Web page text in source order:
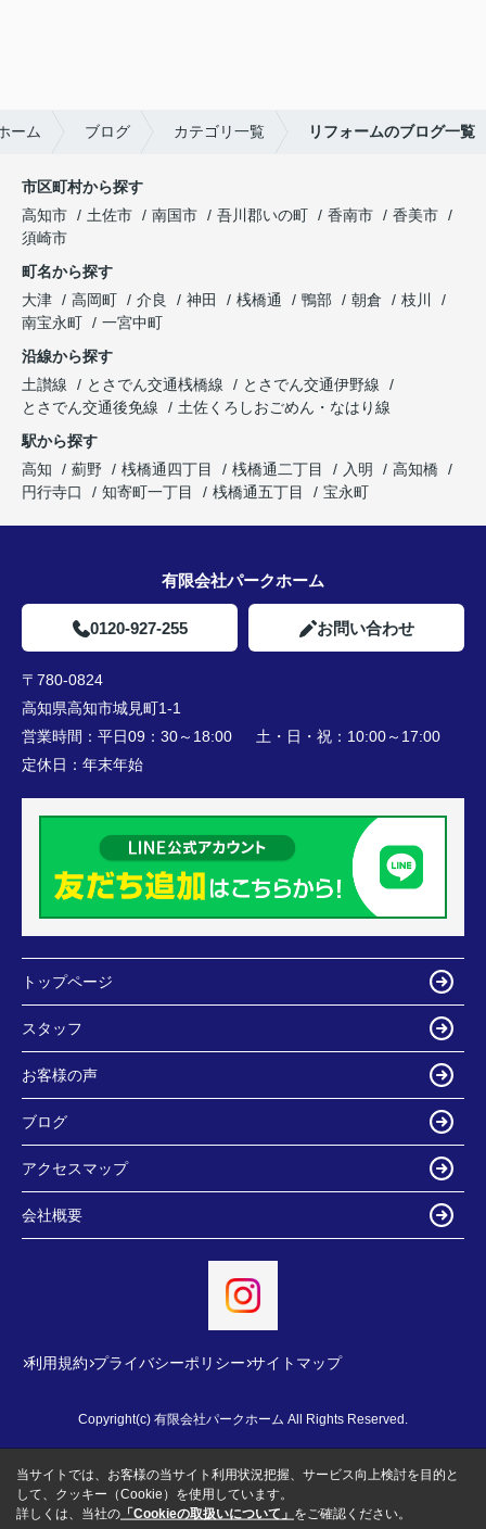
ーム ブログ カテゴリ一覧 リフォームのブログ一覧
市区町村から探す
高知市
土佐市 南国市 吾川郡いの町 香南市
香美市
須崎市
町名から探す
大津
高岡町 介良 神田 桟橋通 鴨部 朝倉
枝川
南宝永町
一宮中町
沿線から探す
土讃線
とさでん交通桟橋線
とさでん交通伊野線
とさでん交通後免線
土佐くろしおごめん・なはり線
駅から探す
高知
薊野 桟橋通四丁目 桟橋通二丁目 入明
高知橋
円行寺口
知寄町一丁目 桟橋通五丁目 宝永町
有限会社パークホーム
0120-927-255 お問い合わせ
〒780-0824
高知県高知市城見町1-1
営業時間： 平日09：30～18:00 土・日・祝：10:00～17:00
定休日： 年末年始
トップページ
スタッフ
お客様の声
ブログ
アクセスマップ
会社概要
利用規約 プライバシーポリシー サイトマップ
Copyright(c) 有限会社パークホーム All Rights Reserved.
当サイトでは、お客様の当サイト利用状況把握、サービス向上検討を目的と
して、クッキー（Cookie）を使用しています。
詳しくは、当社の 「Cookieの取扱いについて」 をご確認ください。